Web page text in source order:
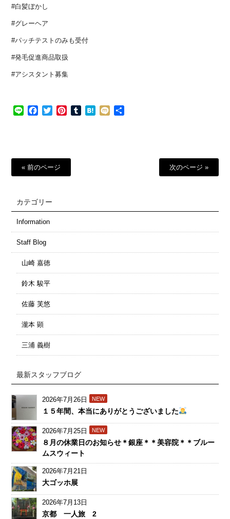
#白髪ぼかし
#グレーヘア
#パッチテストのみも受付
#発毛促進商品取扱
#アシスタント募集
Line Facebook
TwitterPinterestTumblrHatena
Mixi
« 前のページ 次のページ »
カテゴリー
Information
Staff Blog
山崎 嘉徳
鈴木 駿平
佐藤 芙悠
瀧本 顕
三浦 義樹
最新スタッフブログ
2026年7月26日 NEW
１５年間、本当にありがとうございました
2026年7月25日 NEW
８月の休業日のお知らせ＊銀座＊＊美容院＊＊ブルー
ムスウィート
2026年7月21日
大ゴッホ展
2026年7月13日
京都 一人旅 2